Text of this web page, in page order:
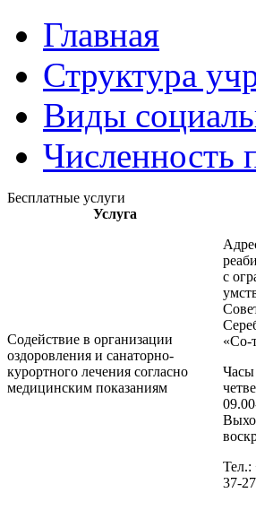
Главная
Структура
Виды
Численность
Бесплатные услуги
Услуга
Содействие в организации
оздоровления и санаторно-
курортного лечения согласно
медицинским показаниям
с
«Со-
Часы
Тел.:
37-27